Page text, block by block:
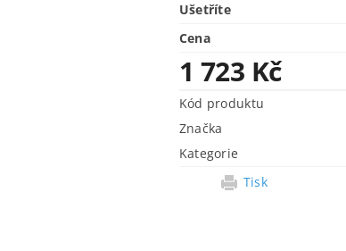
Ušetříte
Cena
1 723 Kč
Kód produktu
Značka
Kategorie
Tisk